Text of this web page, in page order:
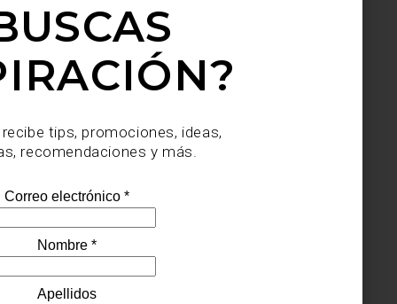
tips, promociones, ideas,
recomendaciones y más.